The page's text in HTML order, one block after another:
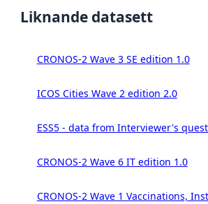
Liknande datasett
CRONOS-2 Wave 3 SE edition 1.0
ICOS Cities Wave 2 edition 2.0
ESS5 - data from Interviewer's
CRONOS-2 Wave 6 IT edition 1.0
CRONOS-2 Wave 1 Vaccinations,